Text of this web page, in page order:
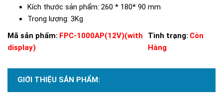
Kích thước sản phẩm: 260 * 180* 90 mm
Trọng lượng: 3Kg
Mã sản phẩm: FPC-1000AP(12V)(with
display)
Tình trạng: Còn
Hàng
GIỚI THIỆU SẢN PHẨM:Xem thêm